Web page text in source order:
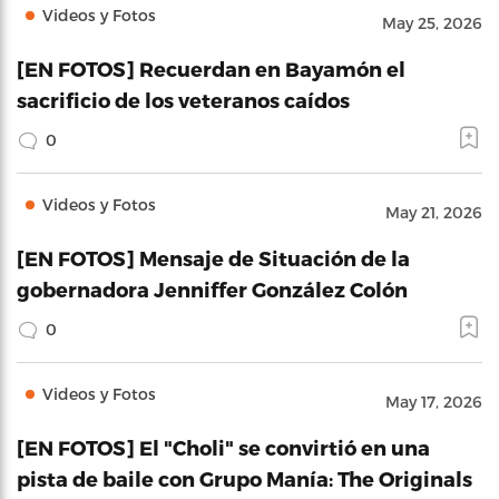
Videos y Fotos May 25, 2026
[EN FOTOS] Recuerdan en Bayamón el
sacrificio de los veteranos caídos
0
Videos y Fotos May 21, 2026
[EN FOTOS] Mensaje de Situación de la
gobernadora Jenniffer González Colón
0
Videos y Fotos May 17, 2026
[EN FOTOS] El "Choli" se convirtió en una
pista de baile con Grupo Manía: The Originals